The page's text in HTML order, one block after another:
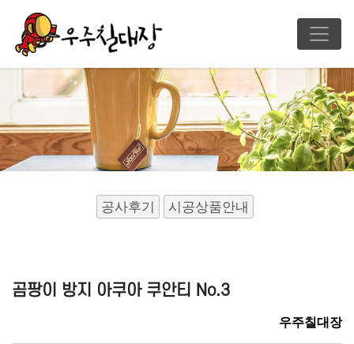
공사후기 시공상품안내
곰팡이 방지 아쿠아 쿠안티 No.3
우주칠대장